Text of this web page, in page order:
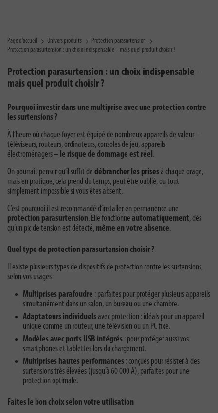
Page d'accueil Univers produits
Protection parasurtension
Protection parasurtension : un choix indispensable – mais quel produit choisir ?
Protection parasurtension : un choix indispensable –
mais quel produit choisir ?
Pourquoi investir dans une multiprise avec une protection contre
les surtensions ?
À l’heure où chaque foyer est équipé de nombreux appareils de valeur –
téléviseurs, routeurs, ordinateurs, consoles de jeu, appareils
électroménagers – le risque de dommage est réel.
On pourrait penser qu’il suffit de débrancher les prisesà chaque orage,
mais en pratique, cela prend du temps, peut être oublié, ou tout
simplement impossible si vous êtes absent.
C’est pourquoi il est recommandé d’installer en permanence une
protection parasurtension. Elle fonctionne automatiquement, dès
qu’un pic de tension est détecté, même en votre absence.
Quel type de protection parasurtension choisir ?
Il existe plusieurs types de dispositifs de protection contre les surtensions,
selon vos usages :
Multiprises parafoudre : parfaites pour protéger plusieurs appareils
simultanément dans un salon, un bureau ou une chambre.
Adaptateurs individuelsavec protection : idéals pour un appareil
unique comme un routeur, une télévision ou un PC fixe.
Modèles avec ports USB intégrés : pour protéger aussi vos
smartphones et tablettes lors du chargement.
Multiprises hautes performances : conçues pour résister à des
surtensions très élevées (jusqu’à 60 000 A), parfaites pour une
protection optimale.
Faites le bon choix selon votre utilisation